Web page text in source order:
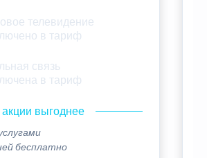
телевидение
в тариф
связь
в тариф
акции выгоднее
бесплатно